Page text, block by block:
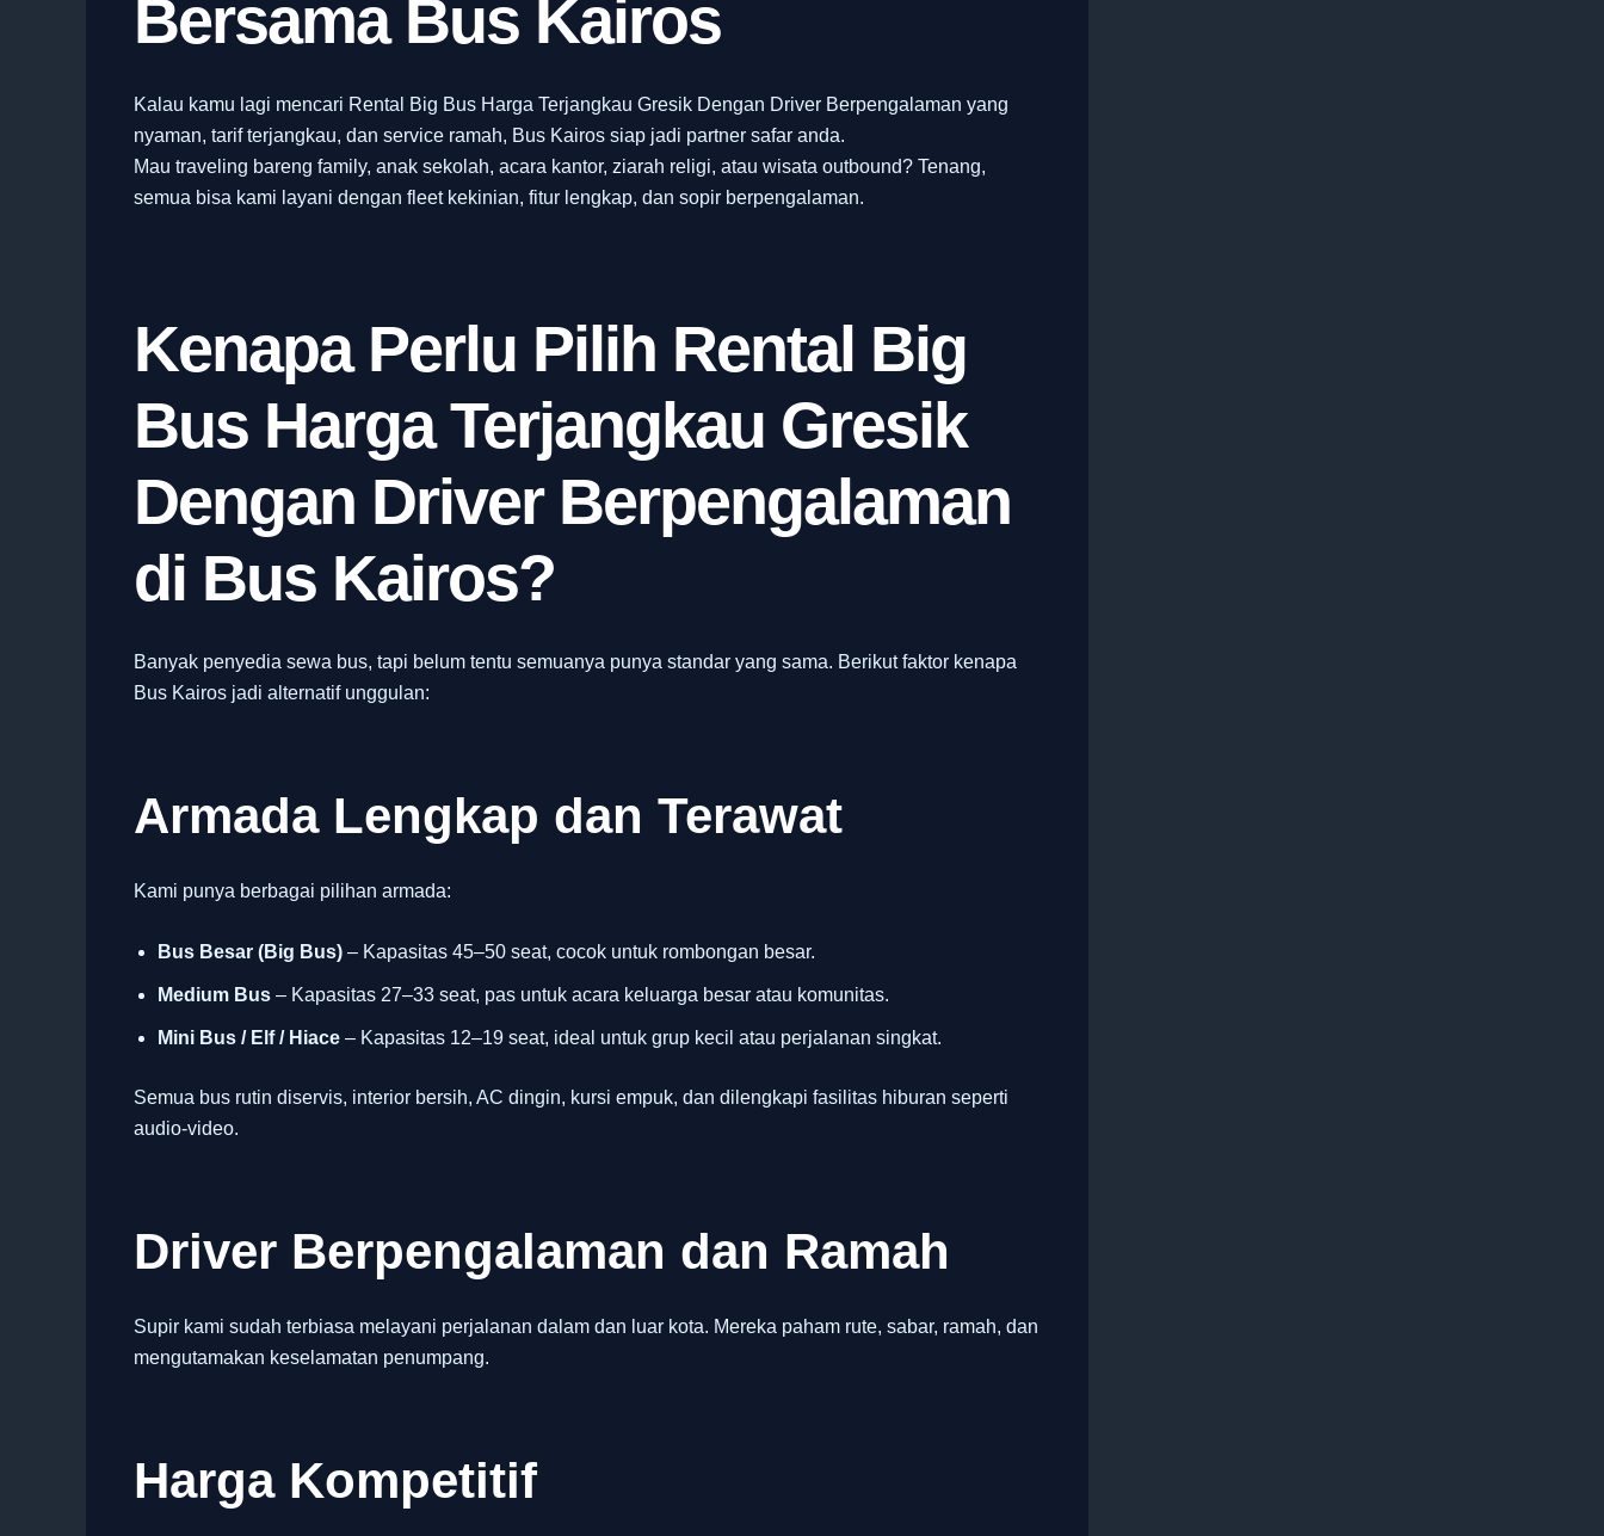
Bersama Bus Kairos
Kalau kamu lagi mencari Rental Big Bus Harga Terjangkau Gresik Dengan Driver Berpengalaman yang
nyaman, tarif terjangkau, dan service ramah, Bus Kairos siap jadi partner safar anda.
Mau traveling bareng family, anak sekolah, acara kantor, ziarah religi, atau wisata outbound? Tenang,
semua bisa kami layani dengan fleet kekinian, fitur lengkap, dan sopir berpengalaman.
Kenapa Perlu Pilih Rental Big
Bus Harga Terjangkau Gresik
Dengan Driver Berpengalaman
di Bus Kairos?
Banyak penyedia sewa bus, tapi belum tentu semuanya punya standar yang sama. Berikut faktor kenapa
Bus Kairos jadi alternatif unggulan:
Armada Lengkap dan Terawat
Kami punya berbagai pilihan armada:
Bus Besar (Big Bus) – Kapasitas 45–50 seat, cocok untuk rombongan besar.
Medium Bus – Kapasitas 27–33 seat, pas untuk acara keluarga besar atau komunitas.
Mini Bus / Elf / Hiace – Kapasitas 12–19 seat, ideal untuk grup kecil atau perjalanan singkat.
Semua bus rutin diservis, interior bersih, AC dingin, kursi empuk, dan dilengkapi fasilitas hiburan seperti
audio-video.
Driver Berpengalaman dan Ramah
Supir kami sudah terbiasa melayani perjalanan dalam dan luar kota. Mereka paham rute, sabar, ramah, dan
mengutamakan keselamatan penumpang.
Harga Kompetitif